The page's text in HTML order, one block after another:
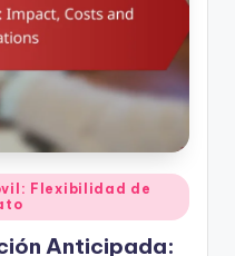
Flexibilidad de
Anticipada: